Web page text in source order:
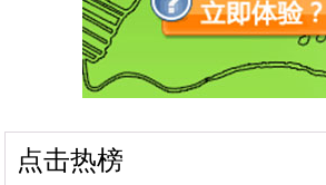
点击热榜